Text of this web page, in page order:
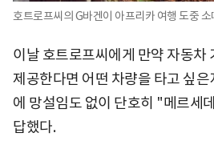
호트로프씨의 G바겐이 아프리카 여행 도중
이날 호트로프씨에게 만약 자동차
제공한다면 어떤 차량을 타고 싶은
에 망설임도 없이 단호히 "메르세
답했다.